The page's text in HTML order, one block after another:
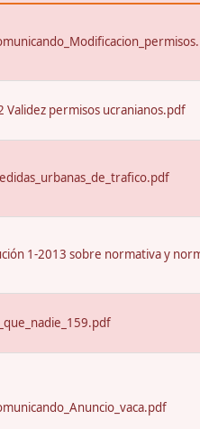
Validez permisos ucranianos.pdf
1-2013 sobre normativa y